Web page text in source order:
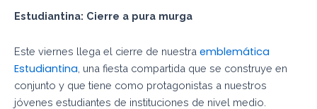
Estudiantina: Cierre a pura murga
Este viernes llega el cierre de nuestra emblemática
Estudiantina , una fiesta compartida que se construye en
conjunto y que tiene como protagonistas a nuestros
jóvenes estudiantes de instituciones de nivel medio.